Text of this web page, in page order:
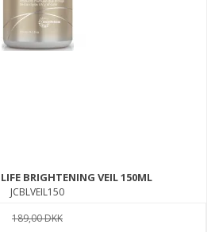
BRIGHTENING VEIL 150ML
JCBLVEIL150
189,00 DKK